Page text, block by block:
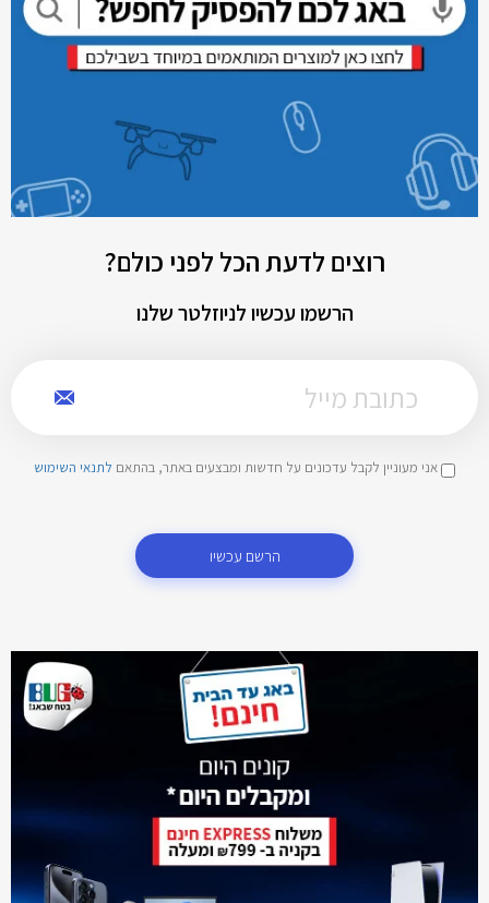
רוצים לדעת הכל לפני כולם?
הרשמו עכשיו לניוזלטר שלנו
אני מעוניין לקבל עדכונים על חדשות ומבצעים באתר, בהתאם לתנאי השימוש
הרשם עכשיו